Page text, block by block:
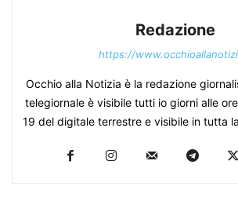
Redazione
https://
Occhio alla Notizia è la redazione
telegiornale è visibile tutti io giorni alle
19 del digitale terrestre e visibile in tutta